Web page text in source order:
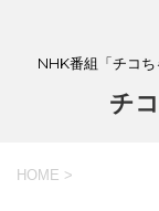
NHK番組「チコ
チ
HOME >